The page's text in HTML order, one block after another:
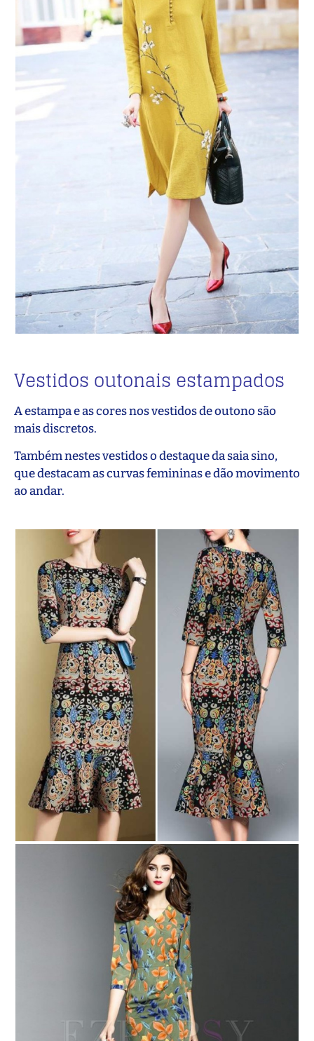
Vestidos outonais estampados
A estampa e as cores nos vestidos de outono são
mais discretos.
Também nestes vestidos o destaque da saia sino,
que destacam as curvas femininas e dão movimento
ao andar.